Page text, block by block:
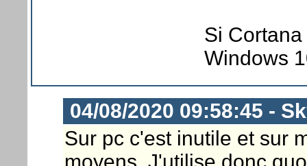
Si
Windows
04/08/2020 09:58:45 -
Sur pc c'est inutile et sur
moyens. J'utilise donc